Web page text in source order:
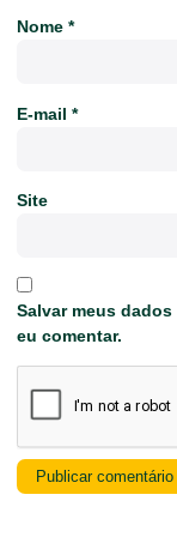
Nome *
E-mail *
Site
Salvar meus
eu comentar.